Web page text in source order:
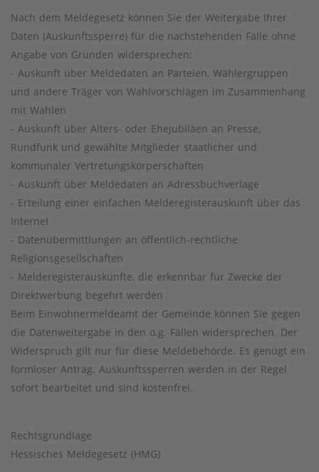
Nach dem Meldegesetz können Sie der Weitergabe Ihrer
Daten (Auskunftssperre) für die nachstehenden Fälle ohne
Angabe von Gründen widersprechen:
- Auskunft über Meldedaten an Parteien, Wählergruppen
und andere Träger von Wahlvorschlägen im Zusammenhang
mit Wahlen
- Auskunft über Alters- oder Ehejubiläen an Presse,
Rundfunk und gewählte Mitglieder staatlicher und
kommunaler Vertretungskörperschaften
- Auskunft über Meldedaten an Adressbuchverlage
- Erteilung einer einfachen Melderegisterauskunft über das
Internet
- Datenübermittlungen an öffentlich-rechtliche
Religionsgesellschaften
- Melderegisterauskünfte, die erkennbar für Zwecke der
Direktwerbung begehrt werden
Beim Einwohnermeldeamt der Gemeinde können Sie gegen
die Datenweitergabe in den o.g. Fällen widersprechen. Der
Widerspruch gilt nur für diese Meldebehörde. Es genügt ein
formloser Antrag. Auskunftssperren werden in der Regel
sofort bearbeitet und sind kostenfrei.
Rechtsgrundlage
Hessisches Meldegesetz (HMG)